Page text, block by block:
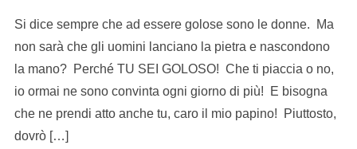
Si dice sempre che ad essere golose sono le donne. Ma
non sarà che gli uomini lanciano la pietra e nascondono
la mano? Perché TU SEI GOLOSO! Che ti piaccia o no,
io ormai ne sono convinta ogni giorno di più! E bisogna
che ne prendi atto anche tu, caro il mio papino! Piuttosto,
dovrò […]